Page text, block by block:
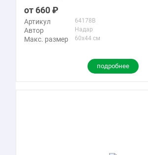
660
Артикул 64178B
Автор Надар
Макс. размер 60x44 см
подробнее